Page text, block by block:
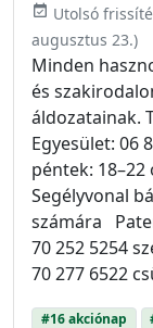
event_available Utolsó
augusztus 23.)
Minden
és
áldozatainak.
Egyesület: 06
péntek:
Segélyvonal
számára
70 252 5254
70 277 6522
#16 akciónap